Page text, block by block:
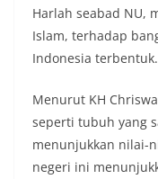
Harlah seabad NU,
Islam, terhadap
Indonesia terbentuk.
Menurut KH
seperti tubuh yang
menunjukkan nilai-
negeri ini